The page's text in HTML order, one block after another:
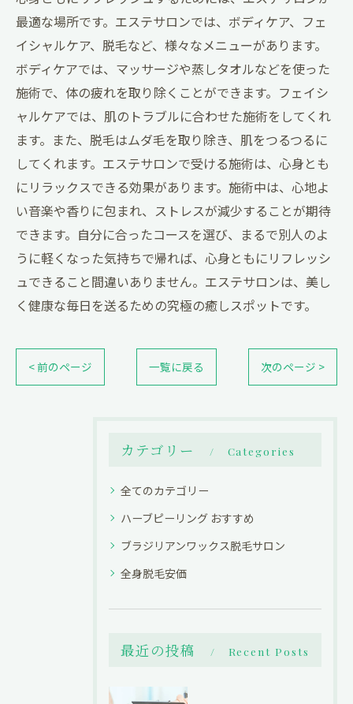
最適な場所です。エステサロンでは、ボディケア、フェ
イシャルケア、脱毛など、様々なメニューがあります。
ボディケアでは、マッサージや蒸しタオルなどを使った
施術で、体の疲れを取り除くことができます。フェイシ
ャルケアでは、肌のトラブルに合わせた施術をしてくれ
ます。また、脱毛はムダ毛を取り除き、肌をつるつるに
してくれます。エステサロンで受ける施術は、心身とも
にリラックスできる効果があります。施術中は、心地よ
い音楽や香りに包まれ、ストレスが減少することが期待
できます。自分に合ったコースを選び、まるで別人のよ
うに軽くなった気持ちで帰れば、心身ともにリフレッシ
ュできること間違いありません。エステサロンは、美し
く健康な毎日を送るための究極の癒しスポットです。
< 前のページ 一覧に戻る 次のページ >
カテゴリー Categories
全てのカテゴリー
ハーブピーリング おすすめ
ブラジリアンワックス脱毛サロン
全身脱毛安価
最近の投稿 Recent Posts